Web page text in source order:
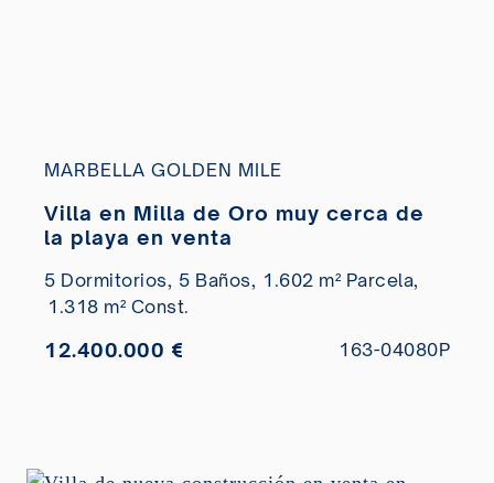
MARBELLA GOLDEN MILE
Villa en Milla de Oro muy cerca de
la playa en venta
5 Dormitorios, 5 Baños, 1.602 m² Parcela,
1.318 m² Const.
12.400.000 € 163-04080P